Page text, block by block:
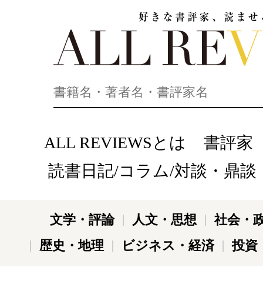
ALL REVIEWSとは
書評家
読書日記/コラム/対談・鼎談
文学・評論 人文・思想
社会・
歴史・地理
ビジネス・経済 投資